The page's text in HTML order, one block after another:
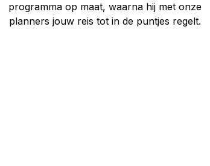
programma op maat, waarna hij met onze
planners jouw reis tot in de puntjes regelt.